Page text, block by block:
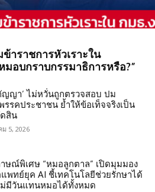
าราชการหัวเราะใน
มอบกราบกรรมาธิการหรือ?”
ญญา’ ไม่หวั่นถูกตรวจสอบ ปม
รรคประชาชน ย้ำให้ข้อเท็จจริงเป็น
สิน
ม 5, 2026
ษณ์พิเศษ “หมอลูกตาล” เปิดมุมมอง
พทย์ยุค AI ชี้เทคโนโลยีช่วยรักษาได้
มีวันแทนหมอได้ทั้งหมด